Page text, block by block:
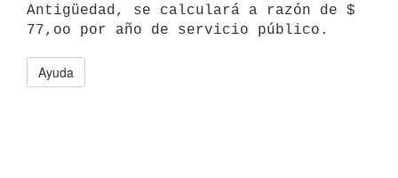
Antigüedad, se calculará a razón de $
Ayuda